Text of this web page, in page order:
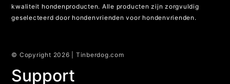
kwaliteit hondenproducten. Alle producten zijn zorgvuldig
geselecteerd door hondenvrienden voor hondenvrienden.
© Copyright 2026 | Tinberdog.com
Support